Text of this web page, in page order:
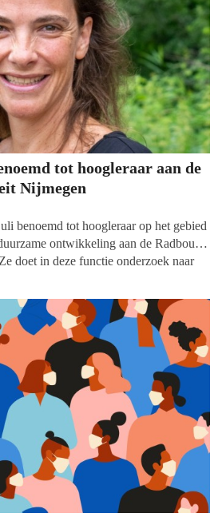
tot hoogleraar aan de
Nijmegen
benoemd tot hoogleraar op het gebied
ontwikkeling aan de Radboud
doet in deze functie onderzoek naar